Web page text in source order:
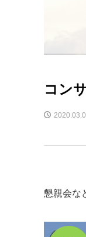
コン
懇親会な